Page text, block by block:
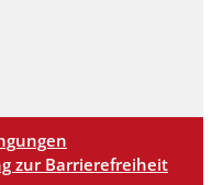
zur Barrierefreiheit